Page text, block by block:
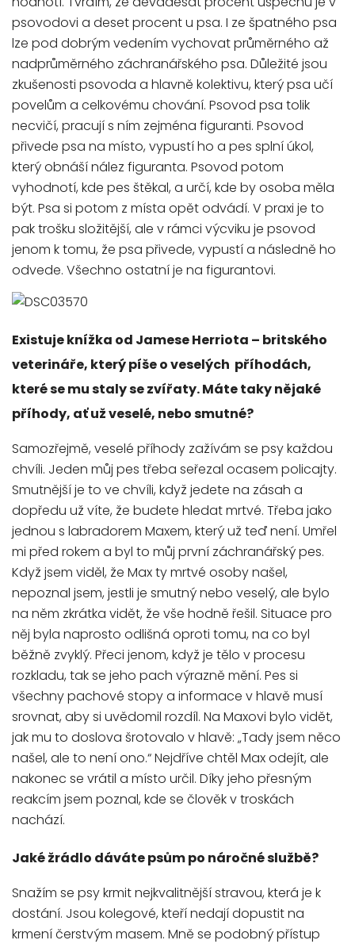
psovodovi a deset procent u psa. I ze špatného psa
lze pod dobrým vedením vychovat průměrného až
nadprůměrného záchranářského psa. Důležité jsou
zkušenosti psovoda a hlavně kolektivu, který psa učí
povelům a celkovému chování. Psovod psa tolik
necvičí, pracují s ním zejména figuranti. Psovod
přivede psa na místo, vypustí ho a pes splní úkol,
který obnáší nález figuranta. Psovod potom
vyhodnotí, kde pes štěkal, a určí, kde by osoba měla
být. Psa si potom z místa opět odvádí. V praxi je to
pak trošku složitější, ale v rámci výcviku je psovod
jenom k tomu, že psa přivede, vypustí a následně ho
odvede. Všechno ostatní je na figurantovi.
Existuje knížka od Jamese Herriota – britského
veterináře, který píše o veselých příhodách,
které se mu staly se zvířaty. Máte taky nějaké
příhody, ať už veselé, nebo smutné?
Samozřejmě, veselé příhody zažívám se psy každou
chvíli. Jeden můj pes třeba seřezal ocasem policajty.
Smutnější je to ve chvíli, když jedete na zásah a
dopředu už víte, že budete hledat mrtvé. Třeba jako
jednou s labradorem Maxem, který už teď není. Umřel
mi před rokem a byl to můj první záchranářský pes.
Když jsem viděl, že Max ty mrtvé osoby našel,
nepoznal jsem, jestli je smutný nebo veselý, ale bylo
na něm zkrátka vidět, že vše hodně řešil. Situace pro
něj byla naprosto odlišná oproti tomu, na co byl
běžně zvyklý. Přeci jenom, když je tělo v procesu
rozkladu, tak se jeho pach výrazně mění. Pes si
všechny pachové stopy a informace v hlavě musí
srovnat, aby si uvědomil rozdíl. Na Maxovi bylo vidět,
jak mu to doslova šrotovalo v hlavě: „Tady jsem něco
našel, ale to není ono.“ Nejdříve chtěl Max odejít, ale
nakonec se vrátil a místo určil. Díky jeho přesným
reakcím jsem poznal, kde se člověk v troskách
nachází.
Jaké žrádlo dáváte psům po náročné službě?
Snažím se psy krmit nejkvalitnější stravou, která je k
dostání. Jsou kolegové, kteří nedají dopustit na
krmení čerstvým masem. Mně se podobný přístup